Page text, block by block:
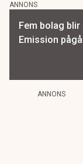
ANNONS
Fem bolag
Emission
ANNONS